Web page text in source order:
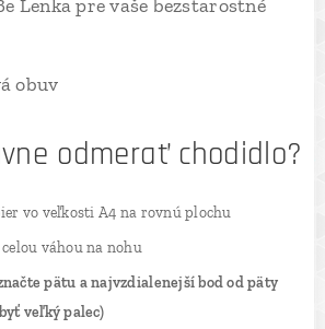
Lenka pre vaše bezstarostné
obuv
odmerať chodidlo?
vo veľkosti A4 na rovnú plochu
váhou na nohu
pätu a najvzdialenejší bod od päty
veľký palec)